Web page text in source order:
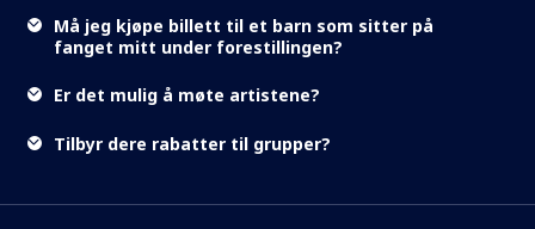
Må jeg kjøpe billett til et barn som sitter på
fanget mitt under forestillingen?
Er det mulig å møte artistene?
Tilbyr dere rabatter til grupper?